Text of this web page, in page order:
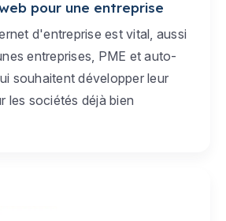
pour une entreprise
d'entreprise est vital, aussi
entreprises, PME et auto-
souhaitent développer leur
les sociétés déjà bien